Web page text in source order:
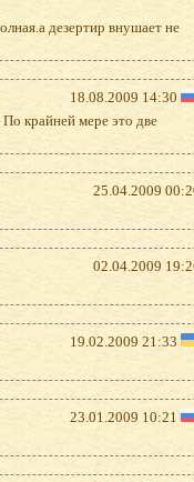
дезертир внушает не
18.08.2009 14:30
крайней мере это две
25.04.2009
02.04.2009
19.02.2009 21:33
23.01.2009 10:21